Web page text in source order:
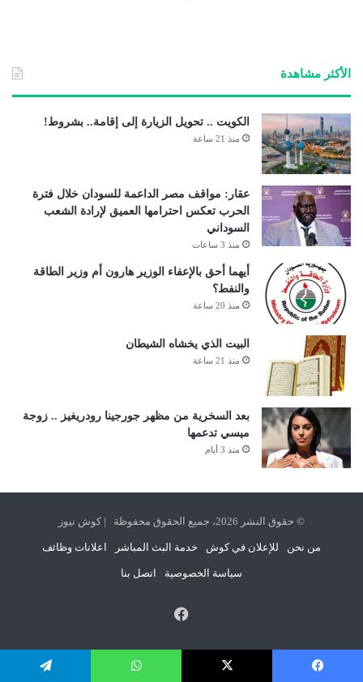
الأكثر مشاهدة
الكويت .. تحويل الزيارة إلى إقامة.. بشروط!
منذ 21 ساعة
عقار: مواقف مصر الداعمة للسودان خلال فترة
الحرب تعكس احترامها العميق لإرادة الشعب
السوداني
منذ 3 ساعات
أيهما أحق بالإعفاء الوزير هارون أم وزير الطاقة
والنفط؟
منذ 20 ساعة
البيت الذي يخشاه الشيطان
منذ 21 ساعة
بعد السخرية من مظهر جورجينا رودريغيز .. زوجة
ميسي تدعمها
منذ 3 أيام
© حقوق النشر 2026، جميع الحقوق محفوظة | كوش نيوز
من نحن للإعلان في كوش خدمة البث المباشر اعلانات وظائف
سياسة الخصوصية اتصل بنا